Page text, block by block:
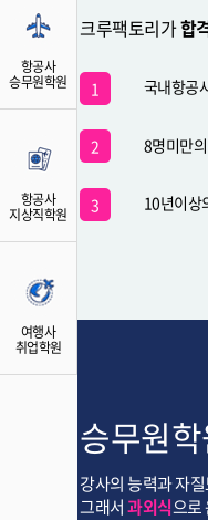
항공사
승무원학원
항공사
지상직학원
여행사
취업학원
크루팩토리가합
1 국내항공
2 8명미만
3 10년이상
승무원
강사의 능력과 자
그래서과외식으로